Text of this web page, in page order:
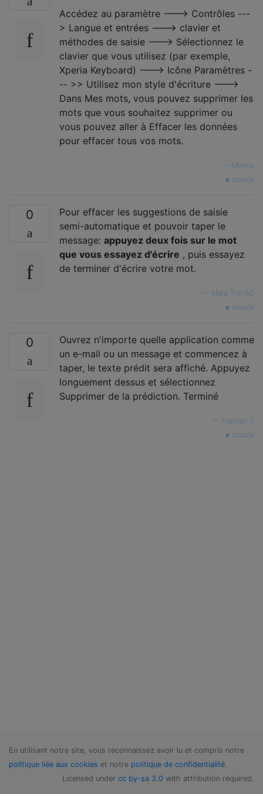
Accédez au paramètre ---> Contrôles ---
> Langue et entrées ---> clavier et
méthodes de saisie ---> Sélectionnez le
clavier que vous utilisez (par exemple,
Xperia Keyboard) ---> Icône Paramètres -
-- >> Utilisez mon style d'écriture --->
Dans Mes mots, vous pouvez supprimer les
mots que vous souhaitez supprimer ou
vous pouvez aller à Effacer les données
pour effacer tous vos mots.
Meenu
source
0
Pour effacer les suggestions de saisie
semi-automatique et pouvoir taper le
message: appuyez deux fois sur le mot
que vous essayez d'écrire , puis essayez
de terminer d'écrire votre mot.
Maja Tomšič
source
0
Ouvrez n'importe quelle application comme
un e-mail ou un message et commencez à
taper, le texte prédit sera affiché. Appuyez
longuement dessus et sélectionnez
Supprimer de la prédiction. Terminé
Kannan S
source
En utilisant notre site, vous reconnaissez avoir lu et compris notre
politique liée aux cookies et notre politique de confidentialité.
Licensed under cc by-sa 3.0 with attribution required.